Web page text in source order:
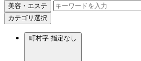
美容・エステ
カテゴリ選択
町村字 指定なし